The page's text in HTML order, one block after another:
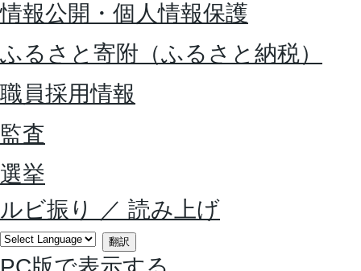
情報公開・個人情報保護
ふるさと寄附（ふるさと納税）
職員採用情報
監査
選挙
ルビ振り
／ 読み上げ
翻訳